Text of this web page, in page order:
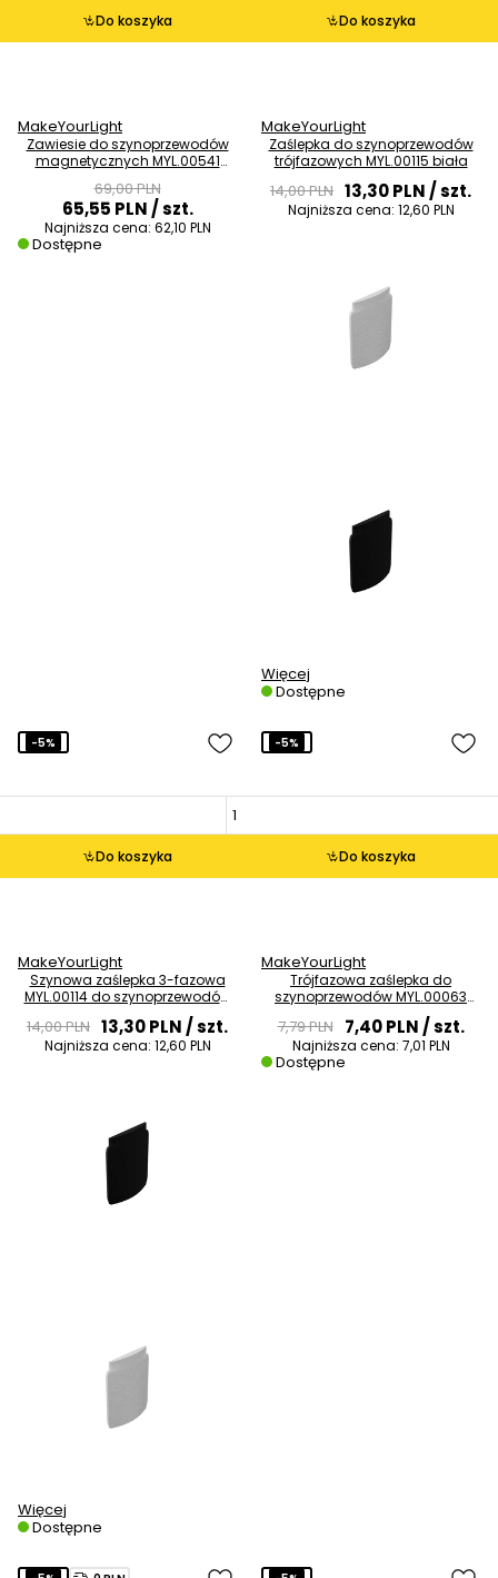
Do koszyka
MakeYourLight
Zawiesie do szynoprzewodów
magnetycznych MYL.00541
69,00 PLN
65,55 PLN/ szt.
Najniższa cena: 62,10 PLN
Dostępne
Do koszyka
MakeYourLight
Zaślepka do szynoprzewodów
trójfazowych MYL.00115 biała
14,00 PLN 13,30 PLN/ szt.
Najniższa cena: 12,60 PLN
Więcej
Dostępne
Do koszyka
-5%
MakeYourLight
Szynowa zaślepka 3-fazowa
MYL.00114 do szynoprzewodów
14,00 PLN 13,30 PLN/ szt.
Najniższa cena: 12,60 PLN
Więcej
Dostępne
Do koszyka
-5%
MakeYourLight
Trójfazowa zaślepka do
szynoprzewodów MYL.00063
7,79 PLN 7,40 PLN/ szt.
Najniższa cena: 7,01 PLN
Dostępne